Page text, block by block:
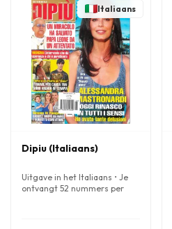
Italiaans
Dipiu (Italiaans)
Uitgave in het Italiaans • Je
ontvangt 52 nummers per